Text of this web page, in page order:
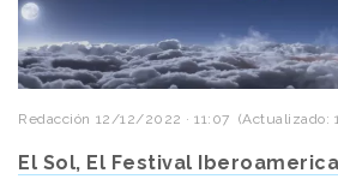
Redacción 12/12/2022 · 11:07 (Actualizado:
El Sol, El Festival